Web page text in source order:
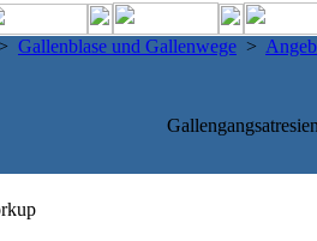
Gallenblase und Gallenwege >
Gallengangsatresien